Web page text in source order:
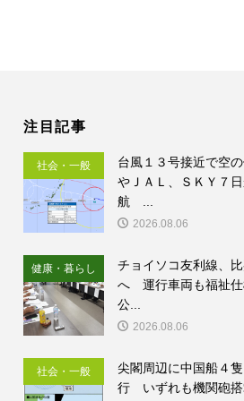
注目記事
社会・一般
台風１３号接近で空
やＪＡＬ、ＳＫＹ７
航 ...
2026.08.06
健康・暮らし
チョイソコ友利線、
へ 運行車両も福祉
公...
2026.08.06
社会・一般
尖閣周辺に中国船４
行 いずれも機関砲